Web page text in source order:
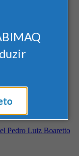
em Brasília
Pedro Luiz Boaretto